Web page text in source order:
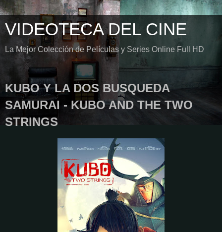
VIDEOTECA DEL CINE
La Mejor Colección de Películas y Series Online Full HD
KUBO Y LA DOS BUSQUEDA
SAMURAI - KUBO AND THE TWO
STRINGS